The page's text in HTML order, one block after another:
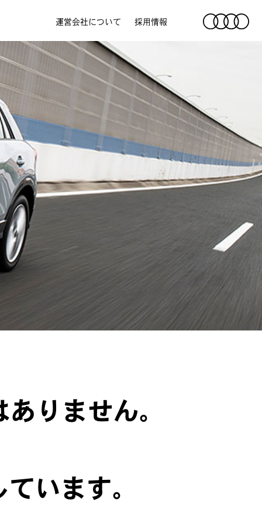
運営会社について 採用情報
りません。
います。